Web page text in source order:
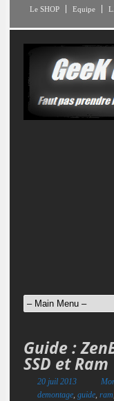
Le SHOP Equipe
Guide :
SSD et Ram
20 juil 2013
demontage, guide, ram